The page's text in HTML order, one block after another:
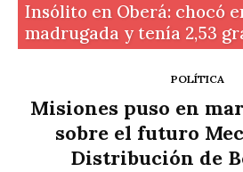
Insólito en Oberá: chocó
madrugada y tenía 2,53
POLÍTICA
Misiones puso en
sobre el futuro
Distribución de